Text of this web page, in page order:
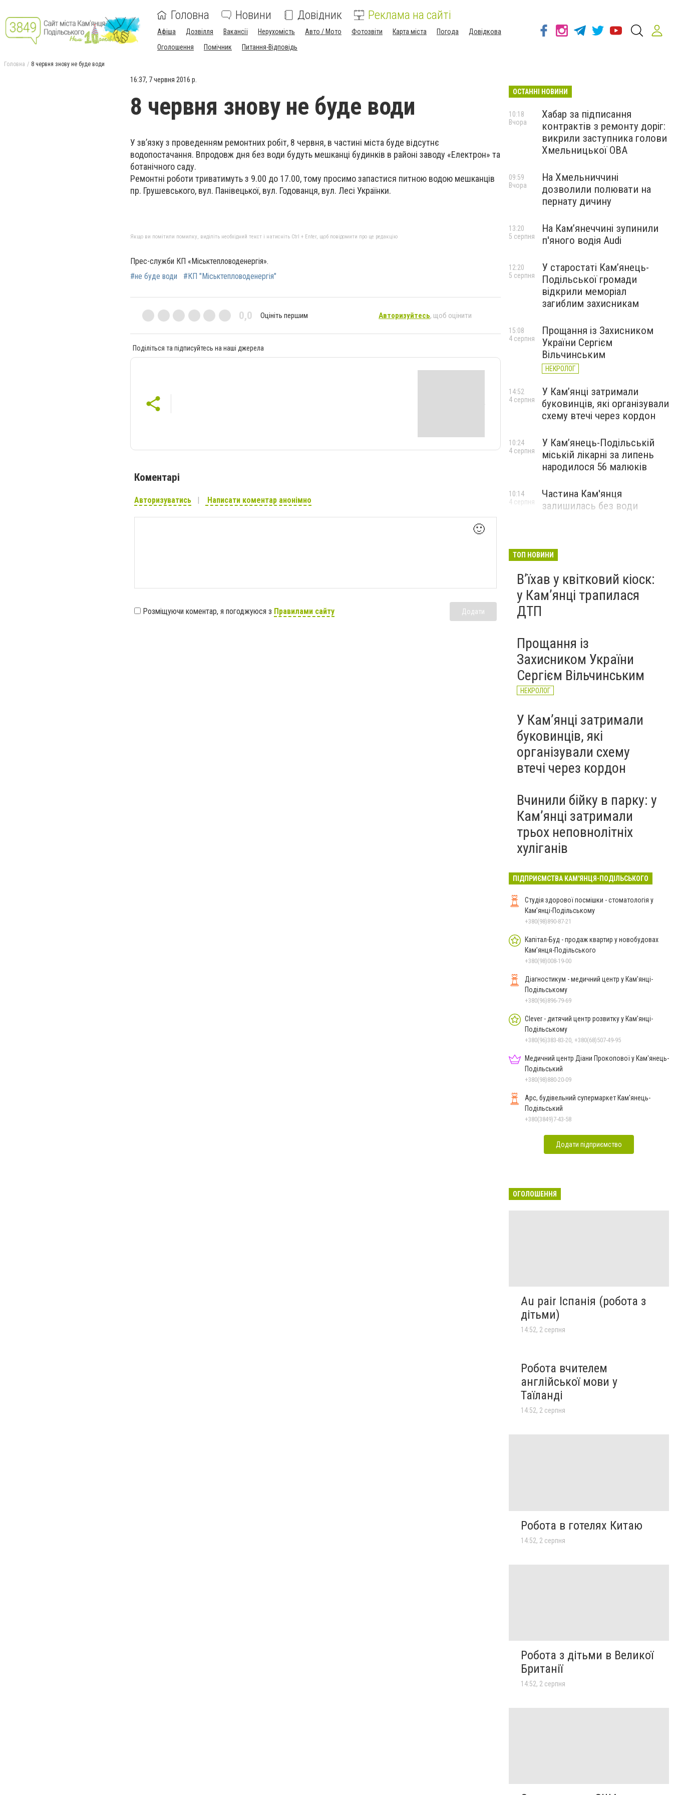
Головна Новини Довідник Реклама на сайті
Афіша Дозвілля Вакансії Нерухомість Авто / Мото Фотозвіти Карта міста Погода
Довідкова
Оголошення
Помічник Питання-Відповідь
Головна 8 червня знову не буде води
16:37, 7 червня 2016 р.
8 червня знову не буде води
У зв’язку з проведенням ремонтних робіт, 8 червня, в частині міста буде відсутнє
водопостачання. Впродовж дня без води будуть мешканці будинків в районі заводу «Електрон» та
ботанічного саду.
Ремонтні роботи триватимуть з 9.00 до 17.00, тому просимо запастися питною водою мешканців
пр. Грушевського, вул. Панівецької, вул. Годованця, вул. Лесі Українки.
Якщо ви помітили помилку, виділіть необхідний текст і натисніть Ctrl + Enter, щоб повідомити про це редакцію
Прес-служби КП «Міськтепловоденергія».
#не буде води
#КП "Міськтепловоденергія"
0,0 Оцініть першим Авторизуйтесь, щоб оцінити
Поділіться та підписуйтесь на наші джерела
Коментарі
Авторизуватись Написати коментар анонімно
🙂
Розміщуючи коментар, я погоджуюся з Правилами сайту Додати
ОСТАННІ НОВИНИ
Хабар за підписання
контрактів з ремонту доріг:
викрили заступника голови
Хмельницької ОВА
10:18
Вчора
На Хмельниччині
дозволили полювати на
пернату дичину
09:59
Вчора
На Камʼянеччині зупинили
п'яного водія Audi
13:20
5 серпня
У старостаті Кам’янець-
Подільської громади
відкрили меморіал
загиблим захисникам
12:20
5 серпня
Прощання із Захисником
України Сергієм
Вільчинським
НЕКРОЛОГ
15:08
4 серпня
У Кам’янці затримали
буковинців, які організували
схему втечі через кордон
14:52
4 серпня
У Кам’янець-Подільській
міській лікарні за липень
народилося 56 малюків
10:24
4 серпня
Частина Кам'янця
залишилась без води
10:14
4 серпня
ТОП НОВИНИ
Вʼїхав у квітковий кіоск:
у Камʼянці трапилася
ДТП
Прощання із
Захисником України
Сергієм Вільчинським
НЕКРОЛОГ
У Кам’янці затримали
буковинців, які
організували схему
втечі через кордон
Вчинили бійку в парку: у
Кам’янці затримали
трьох неповнолітніх
хуліганів
ПІДПРИЄМСТВА КАМ'ЯНЦЯ-ПОДІЛЬСЬКОГО
Студія здорової посмішки - стоматологія у
Кам’янці-Подільському
+380(98)890-87-21
Капітал-Буд - продаж квартир у новобудовах
Кам’янця-Подільського
+380(98)008-19-00
Діагностикум - медичний центр у Кам'янці-
Подільському
+380(96)896-79-69
Clever - дитячий центр розвитку у Кам’янці-
Подільському
+380(96)383-83-20, +380(68)507-49-95
Медичний центр Діани Прокопової у Кам'янець-
Подільський
+380(98)880-20-09
Арс, будівельний супермаркет Кам'янець-
Подільський
+380(3849)7-43-58
Додати підприємство
ОГОЛОШЕННЯ
Au pair Іспанія (робота з
дітьми)
14:52, 2 серпня
Робота вчителем
англійської мови у
Таїланді
14:52, 2 серпня
Робота в готелях Китаю
14:52, 2 серпня
Робота з дітьми в Великої
Британії
14:52, 2 серпня